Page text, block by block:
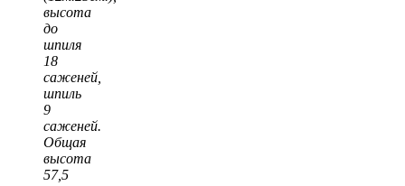
высота
до
шпиля
18
саженей,
шпиль
9
саженей.
Общая
высота
57,5